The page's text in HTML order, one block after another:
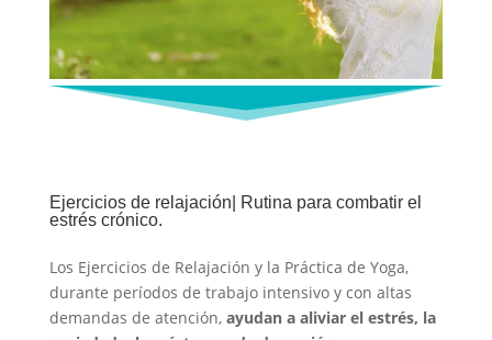
Ejercicios de relajación| Rutina para combatir el
estrés crónico.
Los Ejercicios de Relajación y la Práctica de Yoga,
durante períodos de trabajo intensivo y con altas
demandas de atención, ayudan a aliviar el estrés, la